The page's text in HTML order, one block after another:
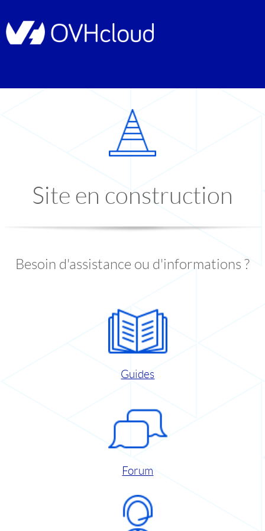
Site en construction
Besoin d'assistance ou d'informations ?
Guides
Forum